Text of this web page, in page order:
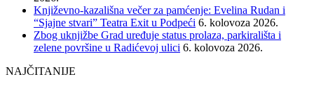
Književno-kazališna večer za pamćenje: Evelina Rudan i
“Sjajne stvari” Teatra Exit u Podpeći 6. kolovoza 2026.
Zbog uknjižbe Grad uređuje status prolaza, parkirališta i
zelene površine u Radićevoj ulici 6. kolovoza 2026.
NAJČITANIJE